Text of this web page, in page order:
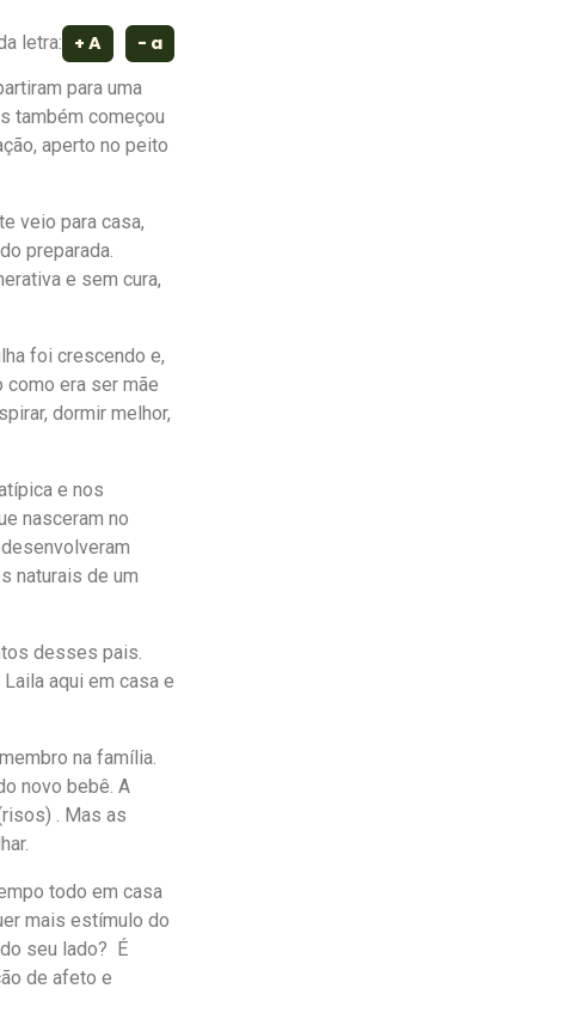
letra: + A - a
para uma
também começou
aperto no peito
veio para casa,
preparada.
e sem cura,
foi crescendo e,
era ser mãe
dormir melhor,
e nos
nasceram no
naturais de um
desses pais.
aqui em casa e
na família.
novo bebê. A
. Mas as
todo em casa
mais estímulo do
seu lado? É
de afeto e